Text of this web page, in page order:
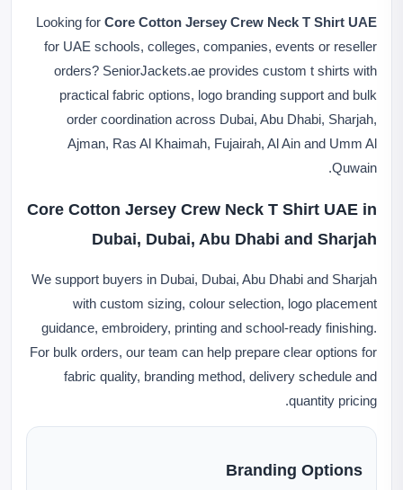
Looking for Core Cotton Jersey Crew Neck T Shirt UAE
for UAE schools, colleges, companies, events or reseller
orders? SeniorJackets.ae provides custom t shirts with
practical fabric options, logo branding support and bulk
order coordination across Dubai, Abu Dhabi, Sharjah,
Ajman, Ras Al Khaimah, Fujairah, Al Ain and Umm Al
Quwain.
Core Cotton Jersey Crew Neck T Shirt UAE in
Dubai, Dubai, Abu Dhabi and Sharjah
We support buyers in Dubai, Dubai, Abu Dhabi and Sharjah
with custom sizing, colour selection, logo placement
guidance, embroidery, printing and school-ready finishing.
For bulk orders, our team can help prepare clear options for
fabric quality, branding method, delivery schedule and
quantity pricing.
Branding Options